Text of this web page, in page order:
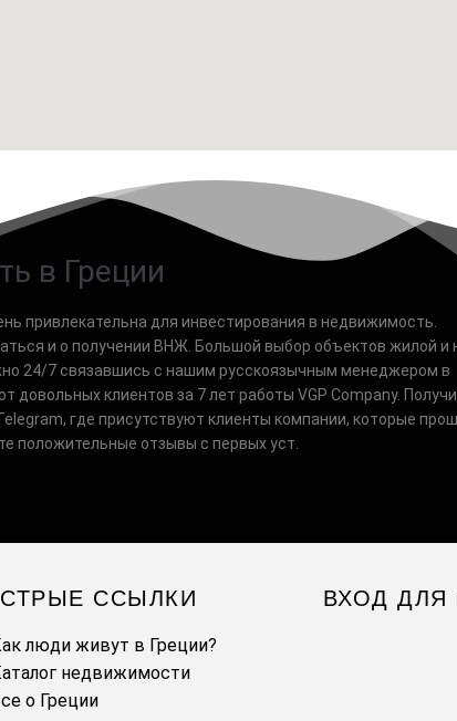
в Греции
привлекательна для инвестирования в недвижимость.
и о получении ВНЖ. Большой выбор объектов жилой и
24/7 связавшись с нашим русскоязычным менеджером в
довольных клиентов за 7 лет работы VGP Company.
где присутствуют клиенты компании, которые
положительные отзывы с первых уст.
ССЫЛКИ
люди живут в Греции?
недвижимости
о Греции
ВХОД ДЛЯ